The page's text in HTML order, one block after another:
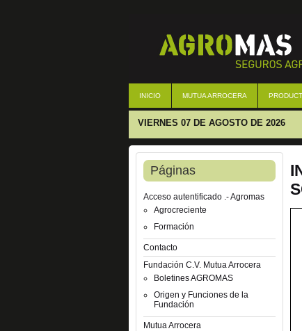
INICIO MUTUA ARROCERA
VIERNES 07 DE AGOSTO DE 2026
Páginas
Acceso autentificado .- Agromas
Agrocreciente
Formación
Contacto
Fundación C.V. Mutua Arrocera
Boletines AGROMAS
Origen y Funciones de la
Fundación
Mutua Arrocera